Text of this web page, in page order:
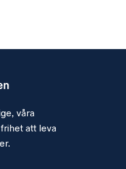
våra
att leva